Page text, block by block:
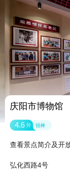
庆阳市博物馆
4.6 分 很棒
查看景点简介及开
弘化西路4号